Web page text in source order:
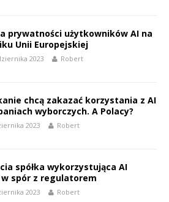
prywatności użytkowników AI na
Unii Europejskiej
2023 Robert
chcą zakazać korzystania z AI
wyborczych. A Polacy?
2023 Robert
spółka wykorzystująca AI
w spór z regulatorem
2023 Robert